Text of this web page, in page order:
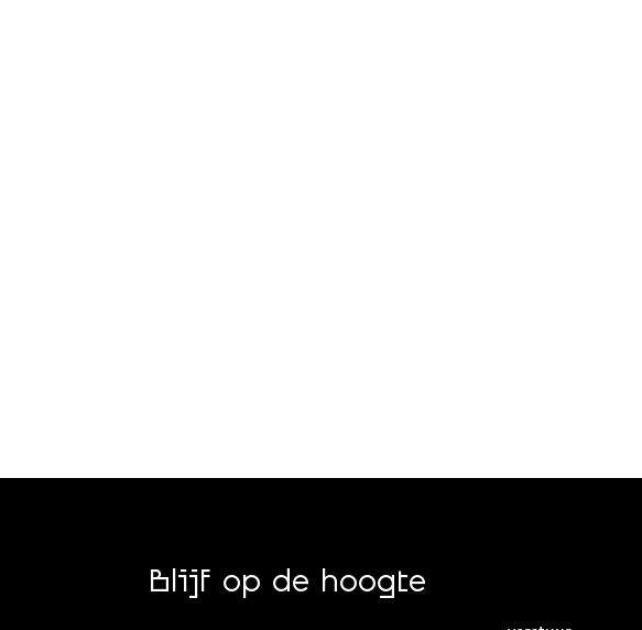
Blijf op de hoogte